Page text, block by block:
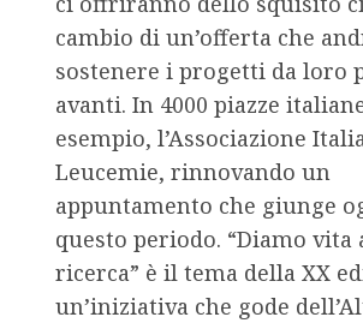
cambio di un’offerta che
sostenere i progetti da loro
avanti. In 4000 piazze
esempio, l’Associazione
Leucemie, rinnovando un
appuntamento che giunge
questo periodo. “Diamo vita
ricerca” è il tema della XX
un’iniziativa che gode